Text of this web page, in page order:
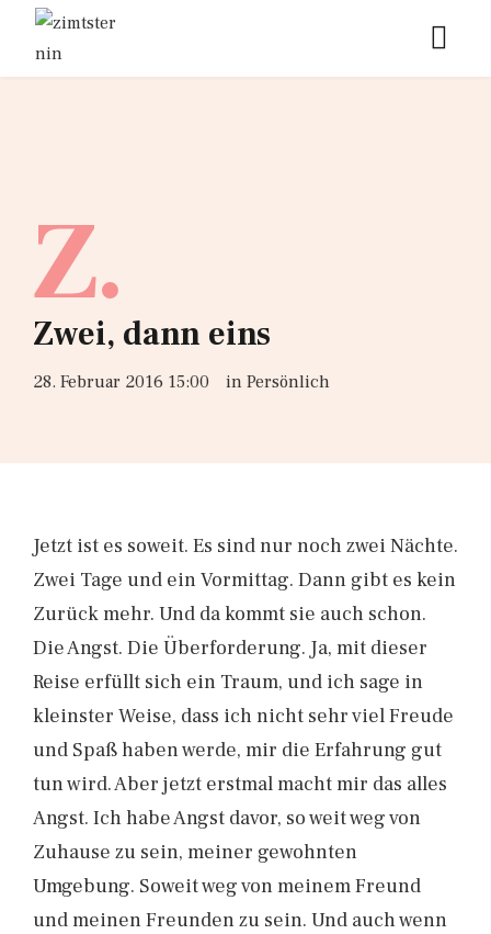
Z.
Zwei, dann eins
28. Februar 2016 15:00 in Persönlich
Jetzt ist es soweit. Es sind nur noch zwei Nächte.
Zwei Tage und ein Vormittag. Dann gibt es kein
Zurück mehr. Und da kommt sie auch schon.
Die Angst. Die Überforderung. Ja, mit dieser
Reise erfüllt sich ein Traum, und ich sage in
kleinster Weise, dass ich nicht sehr viel Freude
und Spaß haben werde, mir die Erfahrung gut
tun wird. Aber jetzt erstmal macht mir das alles
Angst. Ich habe Angst davor, so weit weg von
Zuhause zu sein, meiner gewohnten
Umgebung. Soweit weg von meinem Freund
und meinen Freunden zu sein. Und auch wenn